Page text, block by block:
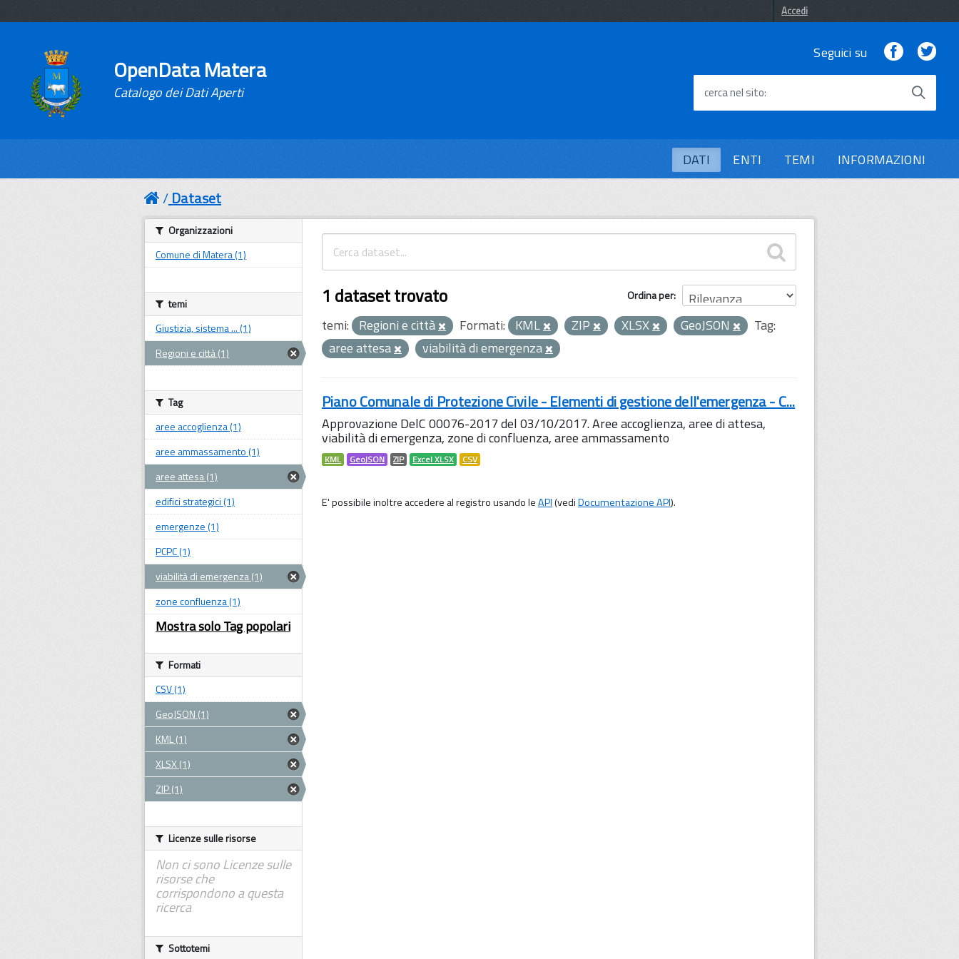
Accedi
OpenData Matera
Catalogo dei Dati Aperti
Seguici su Facebook
cerca nel sito
DATI ENTI TEMI INFORMAZIONI
Dataset
Ordina per
1 dataset trovato
temi: Regioni e città Formati: KML ZIP XLSX GeoJSON
Tag:
aree attesa
viabilità di emergenza
Piano Comunale di Protezione Civile - Elementi di gestione dell'emergenza - C...
Approvazione DelC 00076-2017 del 03/10/2017. Aree accoglienza, aree di attesa,
viabilità di emergenza, zone di confluenza, aree ammassamento
KML GeoJSON ZIP Excel XLSX CSV
E' possibile inoltre accedere al registro usando leAPI(vediDocumentazione API).
Organizzazioni
Comune di Matera (1)
temi
Giustizia, sistema ... (1)
Regioni e città (1)
Tag
aree accoglienza (1)
aree ammassamento (1)
aree attesa (1)
edifici strategici (1)
emergenze (1)
PCPC (1)
viabilità di emergenza (1)
zone confluenza (1)
Mostra solo Tag popolari
Formati
CSV (1)
GeoJSON (1)
KML (1)
XLSX (1)
ZIP (1)
Licenze sulle risorse
Non ci sono Licenze sulle
risorse che
corrispondono a questa
ricerca
Sottotemi